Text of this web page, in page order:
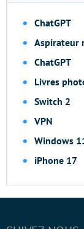
ChatGPT
Aspirateur
ChatGPT
Livres
Switch 2
VPN
Windows
iPhone 17